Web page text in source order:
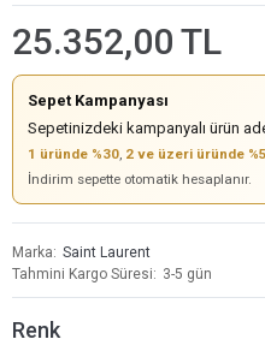
25.352,00 TL
Sepet Kampanyası
Sepetinizdeki kampanyalı ürün
1 üründe %30, 2 ve üzeri üründe
İndirim sepette otomatik hesaplanır.
Marka
Saint Laurent
Tahmini Kargo Süresi
3-5 gün
Renk